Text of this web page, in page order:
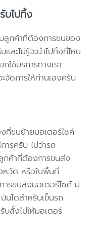
บไปทิ้ง
ลูกค้าที่ต้องการขนของ
ละไม่รู้จะนำไปทิ้งที่ไหน
ช้บริการทางเรา
จัดการให้ท่านเองครับ
ที่ขนย้ายมอเตอร์ไซค์
ารครับ ไม่ว่ารถ
กค้าที่ต้องการขนส่ง
หวัด หรือในพื้นที่
ารขนส่งมอเตอร์ไซค์ มี
ไดสำหรับเข็นรถ
บลั้งไม่ให้มอเตอร์